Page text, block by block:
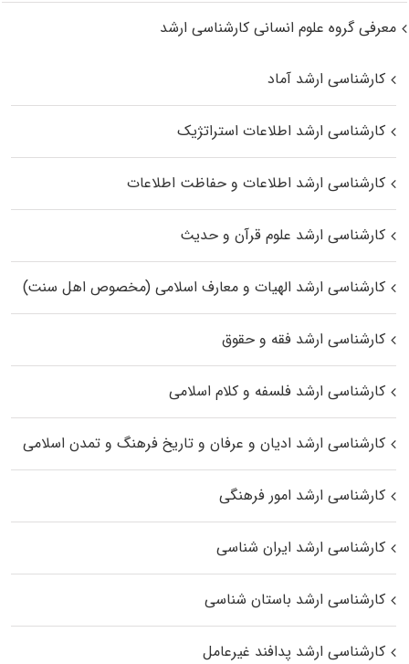
معرفی گروه علوم انسانی کارشناسی ارشد
کارشناسی ارشد آماد
کارشناسی ارشد اطلاعات استراتژیک
کارشناسی ارشد اطلاعات و حفاظت اطلاعات
کارشناسی ارشد علوم قرآن و حدیث
کارشناسی ارشد الهیات و معارف اسلامی (مخصوص اهل سنت)
کارشناسی ارشد فقه و حقوق
کارشناسی ارشد فلسفه و کلام اسلامی
کارشناسی ارشد ادیان و عرفان و تاریخ فرهنگ و تمدن اسلامی
کارشناسی ارشد امور فرهنگی
کارشناسی ارشد ایران شناسی
کارشناسی ارشد باستان شناسی
کارشناسی ارشد پدافند غیرعامل